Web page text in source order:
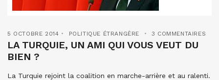
5 OCTOBRE 2014 POLITIQUE ÉTRANGÈRE 3 COMMENTAIRES
LA TURQUIE, UN AMI QUI VOUS VEUT DU
BIEN ?
La Turquie rejoint la coalition en marche-arrière et au ralenti.